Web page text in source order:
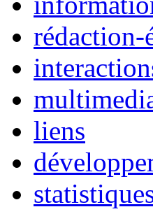
rédaction-
liens